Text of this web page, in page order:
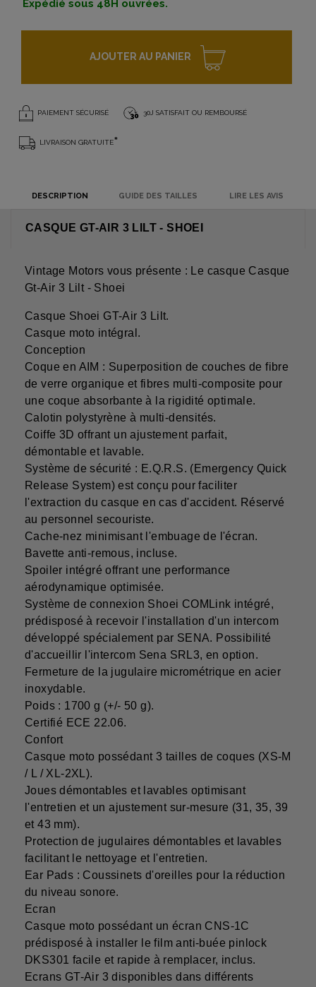
Expédié sous 48H ouvrées.
AJOUTER AU PANIER
PAIEMENT SÉCURISÉ 30J SATISFAIT OU REMBOURSÉ
LIVRAISON GRATUITE*
DESCRIPTION GUIDE DES TAILLES LIRE LES AVIS
CASQUE GT-AIR 3 LILT - SHOEI
Vintage Motors vous présente : Le casque Casque
Gt-Air 3 Lilt - Shoei
Casque Shoei GT-Air 3 Lilt.
Casque moto intégral.
Conception
Coque en AIM : Superposition de couches de fibre
de verre organique et fibres multi-composite pour
une coque absorbante à la rigidité optimale.
Calotin polystyrène à multi-densités.
Coiffe 3D offrant un ajustement parfait,
démontable et lavable.
Système de sécurité : E.Q.R.S. (Emergency Quick
Release System) est conçu pour faciliter
l'extraction du casque en cas d'accident. Réservé
au personnel secouriste.
Cache-nez minimisant l'embuage de l'écran.
Bavette anti-remous, incluse.
Spoiler intégré offrant une performance
aérodynamique optimisée.
Système de connexion Shoei COMLink intégré,
prédisposé à recevoir l'installation d'un intercom
développé spécialement par SENA. Possibilité
d'accueillir l'intercom Sena SRL3, en option.
Fermeture de la jugulaire micrométrique en acier
inoxydable.
Poids : 1700 g (+/- 50 g).
Certifié ECE 22.06.
Confort
Casque moto possédant 3 tailles de coques (XS-M
/ L / XL-2XL).
Joues démontables et lavables optimisant
l'entretien et un ajustement sur-mesure (31, 35, 39
et 43 mm).
Protection de jugulaires démontables et lavables
facilitant le nettoyage et l'entretien.
Ear Pads : Coussinets d'oreilles pour la réduction
du niveau sonore.
Ecran
Casque moto possédant un écran CNS-1C
prédisposé à installer le film anti-buée pinlock
DKS301 facile et rapide à remplacer, inclus.
Ecrans GT-Air 3 disponibles dans différents